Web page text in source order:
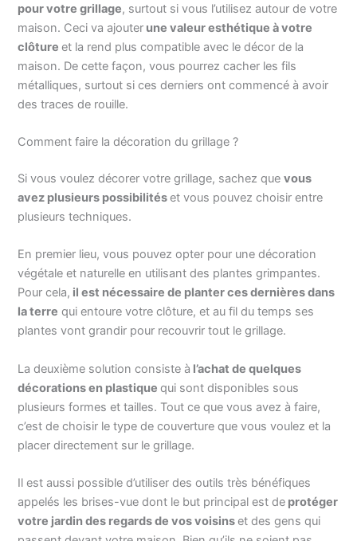
pour votre grillage, surtout si vous l’utilisez autour de votre
maison. Ceci va ajouter une valeur esthétique à votre
clôtureet la rend plus compatible avec le décor de la
maison. De cette façon, vous pourrez cacher les fils
métalliques, surtout si ces derniers ont commencé à avoir
des traces de rouille.
Comment faire la décoration du grillage ?
Si vous voulez décorer votre grillage, sachez quevous
avez plusieurs possibilitéset vous pouvez choisir entre
plusieurs techniques.
En premier lieu, vous pouvez opter pour une décoration
végétale et naturelle en utilisant des plantes grimpantes.
Pour cela, il est nécessaire de planter ces dernières dans
la terre qui entoure votre clôture, et au fil du temps ses
plantes vont grandir pour recouvrir tout le grillage.
La deuxième solution consiste à l’achat de quelques
décorations en plastiquequi sont disponibles sous
plusieurs formes et tailles. Tout ce que vous avez à faire,
c’est de choisir le type de couverture que vous voulez et la
placer directement sur le grillage.
Il est aussi possible d’utiliser des outils très bénéfiques
appelés les brises-vue dont le but principal est de protéger
votre jardin des regards de vos voisinset des gens qui